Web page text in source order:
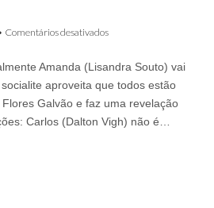
Comentários desativadosem
Jorge:
Amanda
que
Carlos
Amanda (Lisandra Souto) vai
aproveita que todos estão
Galvão e faz uma revelação
Carlos (Dalton Vigh) não é…